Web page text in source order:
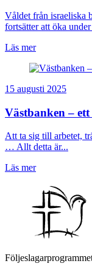
Våldet från israeliska
fortsätter att öka
Läs mer
15 augusti 2025
Västbanken –
Att ta sig till arbetet,
… Allt detta är...
Läs mer